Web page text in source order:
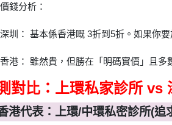
價錢分析：
深圳： 基本係香港嘅 3折到5折。如果你
香港： 雖然貴，但勝在「明碼實價」且多
對比：上環私家診所 vs
港代表：上環/中環私密診所(追